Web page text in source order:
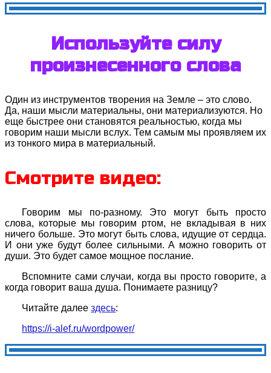
Используйте силу
произнесенного слова
Один из инструментов творения на Земле – это слово.
Да, наши мысли материальны, они материализуются. Но
еще быстрее они становятся реальностью, когда мы
говорим наши мысли вслух. Тем самым мы проявляем их
из тонкого мира в материальный.
Смотрите видео:
Говорим мы по-разному. Это могут быть просто
слова, которые мы говорим ртом, не вкладывая в них
ничего больше. Это могут быть слова, идущие от сердца.
И они уже будут более сильными. А можно говорить от
души. Это будет самое мощное послание.
Вспомните сами случаи, когда вы просто говорите, а
когда говорит ваша душа. Понимаете разницу?
Читайте далеездесь:
https://i-alef.ru/wordpower/